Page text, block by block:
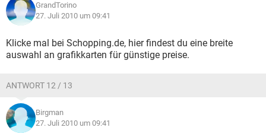
GrandTorino
27. Juli 2010 um 09:41
Klicke mal bei Schopping.de, hier findest du eine breite
auswahl an grafikkarten für günstige preise.
ANTWORT 12 / 13
Birgman
27. Juli 2010 um 09:41